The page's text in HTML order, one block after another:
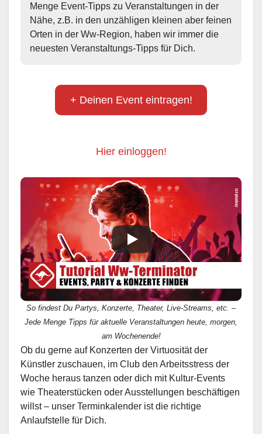
Menge Event-Tipps zu Veranstaltungen in der
Nähe, z.B. in den unzähligen kleinen aber feinen
Orten in der Ww-Region, haben wir immer die
neuesten Veranstaltungs-Tipps für Dich.
+ Deinen Event eintragen!
Hier einloggen!
So findest Du Partys, Konzerte, Theater, Live-Streams, etc. –
Jede Menge Tipps für aktuelle Veranstaltungen heute, morgen,
am Wochenende!
Ob du gerne auf Konzerten der Virtuosität der
Künstler zuschauen, im Club den Arbeitsstress der
Woche heraus tanzen oder dich mit Kultur-Events
wie Theaterstücken oder Ausstellungen beschäftigen
willst – unser Terminkalender ist die richtige
Anlaufstelle für Dich.